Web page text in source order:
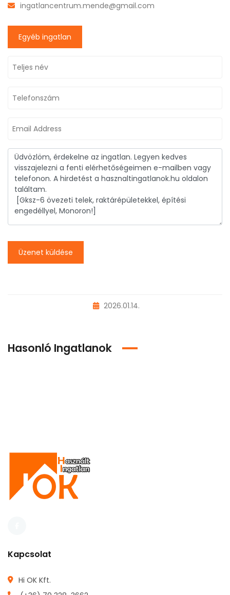
ingatlancentrum.mende@gmail.com
Egyéb ingatlan
Üzenet küldése
2026.01.14.
Hasonló Ingatlanok
Kapcsolat
Hi OK Kft.